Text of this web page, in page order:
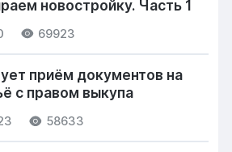
новостройку. Часть 1
69923
приём документов на
с правом выкупа
58633